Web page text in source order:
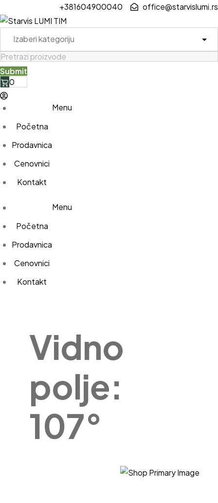
to
content
+381604900040 office@starvislumi.rs
0
Početna
Prodavnica
Cenovnici
Kontakt
Menu
Početna
Prodavnica
Cenovnici
Kontakt
Menu
Vidno
polje:
107°